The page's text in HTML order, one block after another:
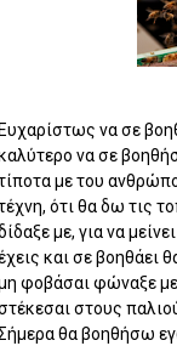
Ευχαρίστως να σε
να σε
με του
ότι θα δω τις
με, για να
και σε βοηθάει
φοβάσαι φώναξε
στους
θα βοηθήσω